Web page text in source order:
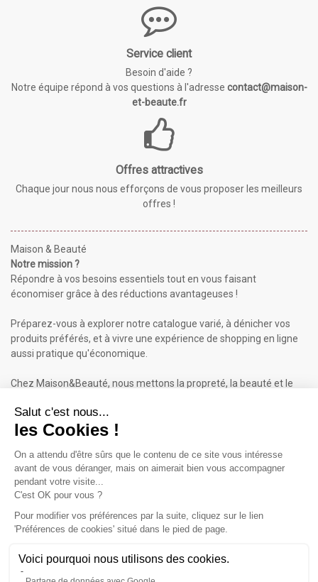
Service client
Besoin d'aide ?
Notre équipe répond à vos questions à l'adresse contact@maison-
et-beaute.fr
Offres attractives
Chaque jour nous nous efforçons de vous proposer les meilleurs
offres !
Maison & Beauté
Notre mission ?
Répondre à vos besoins essentiels tout en vous faisant
économiser grâce à des réductions avantageuses !
Préparez-vous à explorer notre catalogue varié, à dénicher vos
produits préférés, et à vivre une expérience de shopping en ligne
aussi pratique qu'économique.
Chez Maison&Beauté, nous mettons la propreté, la beauté et le
Maison & Beauté : Informations
À propos de nous
Conditions générales de vente (CGV)
Plan du site
Contactez-nous
Inscrivez-vous à notre Newsletter